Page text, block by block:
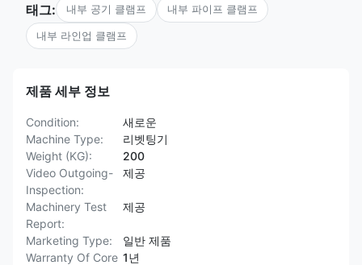
태그: 내부 공기 클램프 내부 파이프 클램프
내부 라인업 클램프
제품 세부 정보
Condition:
새로운
Machine Type:
리벳팅기
Weight (KG):
200
Video Outgoing-
Inspection:
제공
Machinery Test
Report:
제공
Marketing Type:
일반 제품
Warranty Of Core 1년